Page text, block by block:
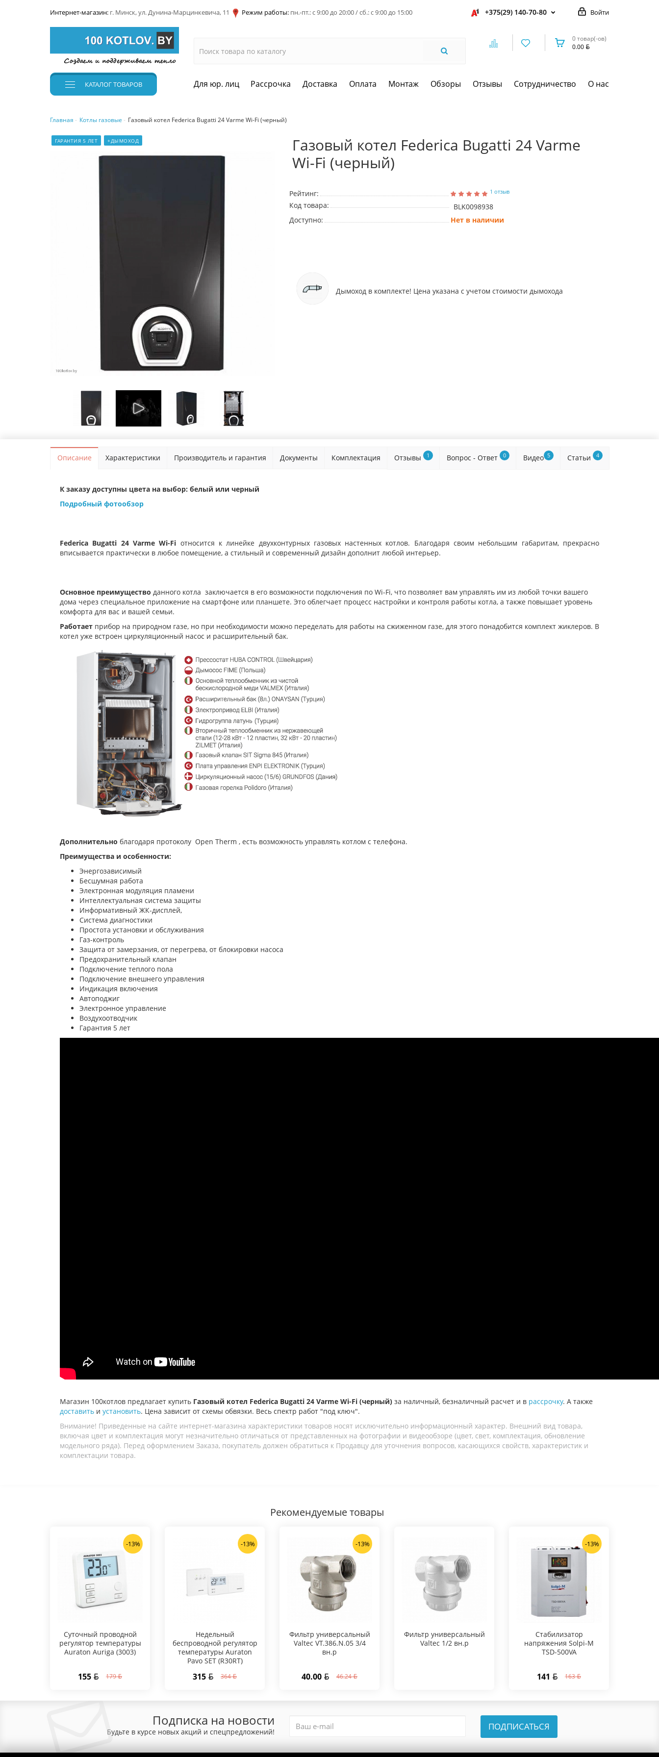
Интернет-магазин: г. Минск, ул. Дунина-Марцинкевича, 11 Режим работы: пн.-пт.: с 9:00 до 20:00 / сб.: с 9:00 до 15:00 Войти
+375(29) 140-70-80
0 товар(-ов)
0.00
КАТАЛОГТОВАРОВ Для юр. лиц Рассрочка Доставка Оплата Монтаж Обзоры Отзывы Сотрудничество О нас
Главная Котлы газовые Газовый котел Federica Bugatti 24 Varme Wi-Fi (черный)
ГАРАНТИЯ 5 ЛЕТ +ДЫМОХОД
Газовый котел Federica Bugatti 24 Varme
Wi-Fi (черный)
Рейтинг: 1 отзыв
Код товара:
BLK0098938
Доступно:
Нет в наличии
Дымоход в комплекте! Цена указана с учетом стоимости дымохода
Описание Характеристики Производитель и гарантия Документы Комплектация Отзывы 1 Вопрос - Ответ 0 Видео 5 Статьи 4
К заказу доступны цвета на выбор: белый или черный
Подробный фотообзор
Federica Bugatti 24 Varme Wi-Fi относится к линейке двухконтурных газовых настенных котлов. Благодаря своим небольшим габаритам, прекрасно
вписывается практически в любое помещение, а стильный и современный дизайн дополнит любой интерьер.
Основное преимущество данного котла заключается в его возможности подключения по Wi-Fi, что позволяет вам управлять им из любой точки вашего
дома через специальное приложение на смартфоне или планшете. Это облегчает процесс настройки и контроля работы котла, а также повышает уровень
комфорта для вас и вашей семьи.
Работает прибор на природном газе, но при необходимости можно переделать для работы на сжиженном газе, для этого понадобится комплект жиклеров. В
котел уже встроен циркуляционный насос и расширительный бак.
Дополнительно благодаря протоколу Open Therm , есть возможность управлять котлом с телефона.
Преимущества и особенности:
Энергозависимый
Бесшумная работа
Электронная модуляция пламени
Интеллектуальная система защиты
Информативный ЖК-дисплей,
Система диагностики
Простота установки и обслуживания
Газ-контроль
Защита от замерзания, от перегрева, от блокировки насоса
Предохранительный клапан
Подключение теплого пола
Подключение внешнего управления
Индикация включения
Автоподжиг
Электронное управление
Воздухоотводчик
Гарантия 5 лет
Магазин 100котлов предлагает купить Газовый котел Federica Bugatti 24 Varme Wi-Fi (черный) за наличный, безналичный расчет и в рассрочку. А также
доставить и установить. Цена зависит от схемы обвязки. Весь спектр работ "под ключ".
Внимание! Приведенные на сайте интернет-магазина характеристики товаров носят исключительно информационный характер. Внешний вид товара,
включая цвет и комплектация могут незначительно отличаться от представленных на фотографии и видеообзоре (цвет, свет, комплектация, обновление
модельного ряда). Перед оформлением Заказа, покупатель должен обратиться к Продавцу для уточнения вопросов, касающихся свойств, характеристик и
комплектации товара.
Рекомендуемые товары
-13%
Суточный проводной
регулятор температуры
Auraton Auriga (3003)
155 179
-13%
Hедельный
беспроводной регулятор
температуры Auraton
Pavo SET (R30RT)
315 364
-13%
Фильтр универсальный
Valtec VT.386.N.05 3/4
вн.р
40.00 46.24
Фильтр универсальный
Valtec 1/2 вн.р
-13%
Стабилизатор
напряжения Solpi-M
TSD-500VA
141 163
Подписка на новости
Будьте в курсе новых акций и спецпредложений! ПОДПИСАТЬСЯ